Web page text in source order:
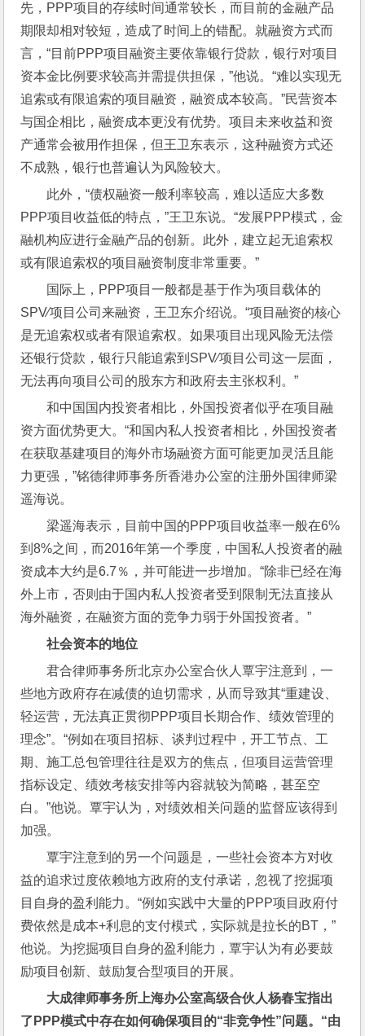
先，PPP项目的存续时间通常较长，而目前的金融产品
期限却相对较短，造成了时间上的错配。就融资方式而
言，“目前PPP项目融资主要依靠银行贷款，银行对项目
资本金比例要求较高并需提供担保，”他说。“难以实现无
追索或有限追索的项目融资，融资成本较高。”民营资本
与国企相比，融资成本更没有优势。项目未来收益和资
产通常会被用作担保，但王卫东表示，这种融资方式还
不成熟，银行也普遍认为风险较大。
此外，“债权融资一般利率较高，难以适应大多数
PPP项目收益低的特点，”王卫东说。“发展PPP模式，金
融机构应进行金融产品的创新。此外，建立起无追索权
或有限追索权的项目融资制度非常重要。”
国际上，PPP项目一般都是基于作为项目载体的
SPV⁄项目公司来融资，王卫东介绍说。“项目融资的核心
是无追索权或者有限追索权。如果项目出现风险无法偿
还银行贷款，银行只能追索到SPV⁄项目公司这一层面，
无法再向项目公司的股东方和政府去主张权利。”
和中国国内投资者相比，外国投资者似乎在项目融
资方面优势更大。“和国内私人投资者相比，外国投资者
在获取基建项目的海外市场融资方面可能更加灵活且能
力更强，”铭德律师事务所香港办公室的注册外国律师梁
遥海说。
梁遥海表示，目前中国的PPP项目收益率一般在6%
到8%之间，而2016年第一个季度，中国私人投资者的融
资成本大约是6.7％，并可能进一步增加。“除非已经在海
外上市，否则由于国内私人投资者受到限制无法直接从
海外融资，在融资方面的竞争力弱于外国投资者。”
社会资本的地位
君合律师事务所北京办公室合伙人覃宇注意到，一
些地方政府存在减债的迫切需求，从而导致其“重建设、
轻运营，无法真正贯彻PPP项目长期合作、绩效管理的
理念”。“例如在项目招标、谈判过程中，开工节点、工
期、施工总包管理往往是双方的焦点，但项目运营管理
指标设定、绩效考核安排等内容就较为简略，甚至空
白。”他说。覃宇认为，对绩效相关问题的监督应该得到
加强。
覃宇注意到的另一个问题是，一些社会资本方对收
益的追求过度依赖地方政府的支付承诺，忽视了挖掘项
目自身的盈利能力。“例如实践中大量的PPP项目政府付
费依然是成本+利息的支付模式，实际就是拉长的BT，”
他说。为挖掘项目自身的盈利能力，覃宇认为有必要鼓
励项目创新、鼓励复合型项目的开展。
大成律师事务所上海办公室高级合伙人杨春宝指出
了PPP模式中存在如何确保项目的“非竞争性”问题。“由